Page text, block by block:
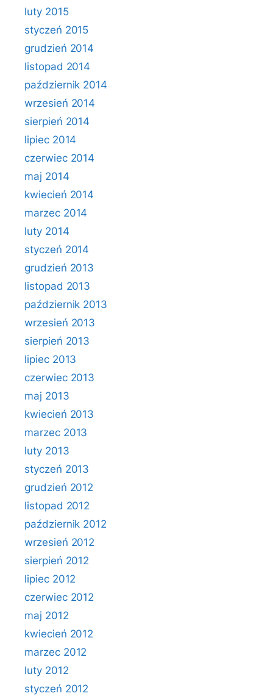
luty 2015
styczeń 2015
grudzień 2014
listopad 2014
październik 2014
wrzesień 2014
sierpień 2014
lipiec 2014
czerwiec 2014
maj 2014
kwiecień 2014
marzec 2014
luty 2014
styczeń 2014
grudzień 2013
listopad 2013
październik 2013
wrzesień 2013
sierpień 2013
lipiec 2013
czerwiec 2013
maj 2013
kwiecień 2013
marzec 2013
luty 2013
styczeń 2013
grudzień 2012
listopad 2012
październik 2012
wrzesień 2012
sierpień 2012
lipiec 2012
czerwiec 2012
maj 2012
kwiecień 2012
marzec 2012
luty 2012
styczeń 2012